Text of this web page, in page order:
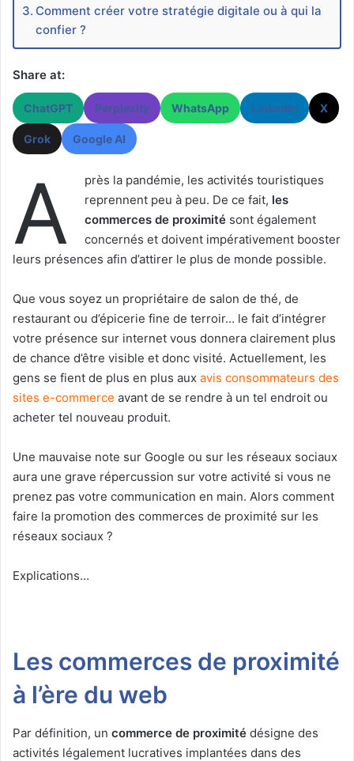
Comment créer votre stratégie digitale ou à qui la
confier ?
Share at:
ChatGPT Perplexity WhatsApp LinkedIn X
Grok Google AI
A
près la pandémie, les activités touristiques
reprennent peu à peu. De ce fait, les
commerces de proximité sont également
concernés et doivent impérativement booster
leurs présences afin d’attirer le plus de monde possible.
Que vous soyez un propriétaire de salon de thé, de
restaurant ou d’épicerie fine de terroir… le fait d’intégrer
votre présence sur internet vous donnera clairement plus
de chance d’être visible et donc visité. Actuellement, les
gens se fient de plus en plus aux avis consommateurs des
sites e-commerce avant de se rendre à un tel endroit ou
acheter tel nouveau produit.
Une mauvaise note sur Google ou sur les réseaux sociaux
aura une grave répercussion sur votre activité si vous ne
prenez pas votre communication en main. Alors comment
faire la promotion des commerces de proximité sur les
réseaux sociaux ?
Explications…
Les commerces de proximité
à l’ère du web
Par définition, un commerce de proximité désigne des
activités légalement lucratives implantées dans des